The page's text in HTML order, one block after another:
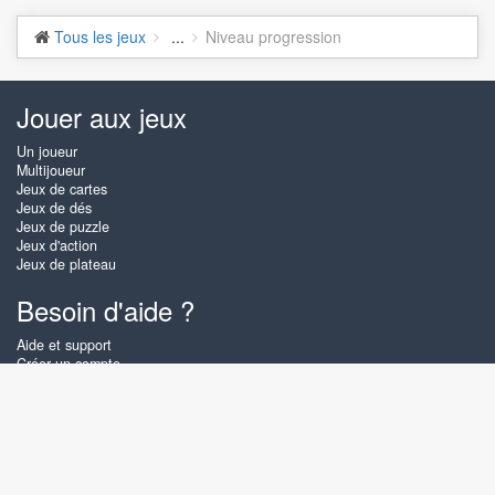
Tous les jeux ... Niveau progression
Jouer aux jeux
Un joueur
Multijoueur
Jeux de cartes
Jeux de dés
Jeux de puzzle
Jeux d'action
Jeux de plateau
Besoin d'aide ?
Aide et support
Créer un compte